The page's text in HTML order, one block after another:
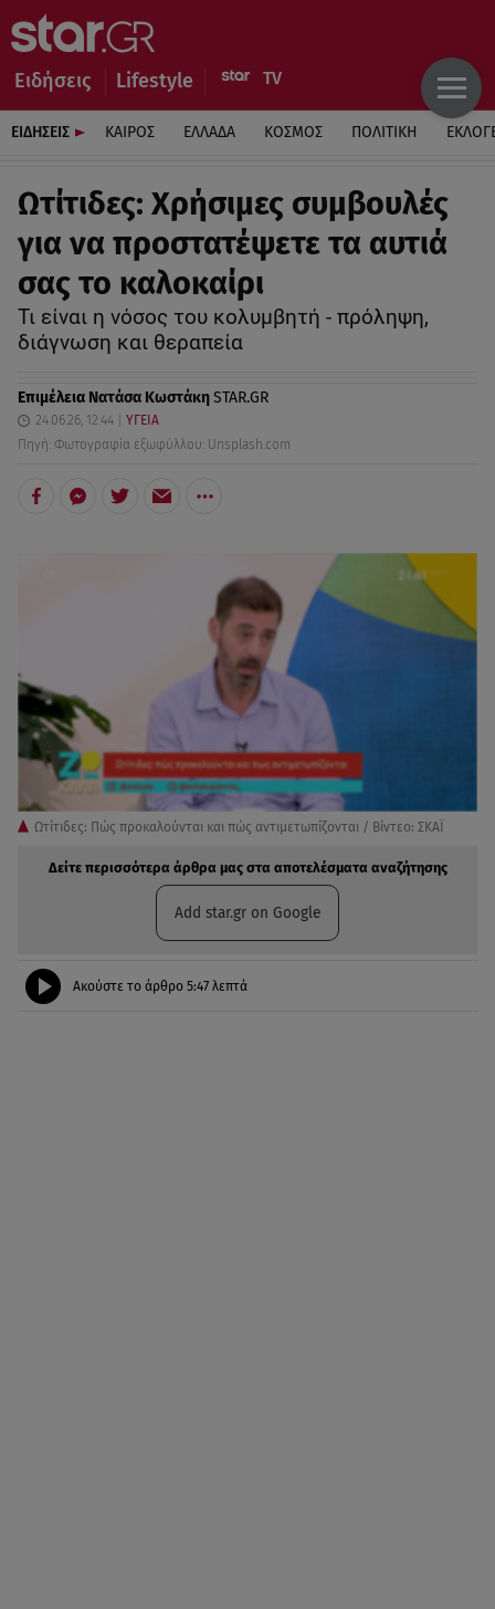
Ειδήσεις Lifestyle
ΕΙΔΗΣΕΙΣ ΚΑΙΡΟΣ ΕΛΛΑΔΑ ΚΟΣΜΟΣ ΠΟΛΙΤΙΚΗ
Ωτίτιδες: Χρήσιμες συμβουλές
για να προστατέψετε τα αυτιά
σας το καλοκαίρι
Τι είναι η νόσος του κολυμβητή - πρόληψη,
διάγνωση και θεραπεία
Επιμέλεια Νατάσα ΚωστάκηSTAR.GR
24.06.26, 12:44
ΥΓΕΙΑ
Πηγή: Φωτογραφία εξωφύλλου: Unsplash.com
Ωτίτιδες: Πώς προκαλούνται και πώς αντιμετωπίζονται / Βίντεο: ΣΚΑΪ
Δείτε περισσότερα άρθρα μας στα αποτελέσματα αναζήτησης
Add star.gr on Google
Ακούστε το άρθρο 5:47 λεπτά